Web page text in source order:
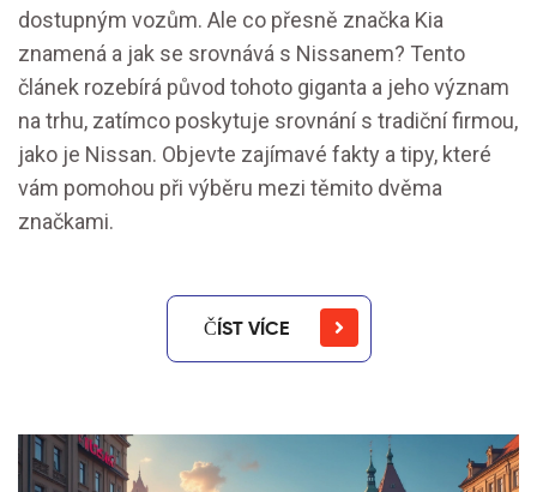
dostupným vozům. Ale co přesně značka Kia
znamená a jak se srovnává s Nissanem? Tento
článek rozebírá původ tohoto giganta a jeho význam
na trhu, zatímco poskytuje srovnání s tradiční firmou,
jako je Nissan. Objevte zajímavé fakty a tipy, které
vám pomohou při výběru mezi těmito dvěma
značkami.
ČÍST VÍCE